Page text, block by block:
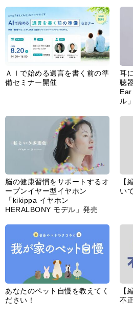
ＡＩで始める遺言を書く前の準
備セミナー開催
耳
聴
ル
脳の健康習慣をサポートするオ
ープンイヤー型イヤホン
「kikippa イヤホン
HERALBONY モデル」発売
【
い
あなたのペット自慢を教えてく
ださい！
【
不